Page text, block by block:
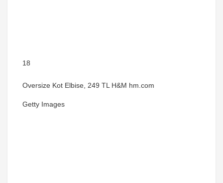
18
Oversize Kot Elbise, 249 TL H&M hm.com
Getty Images